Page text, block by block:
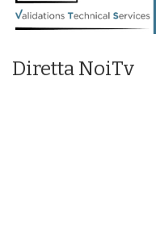
Diretta NoiTv